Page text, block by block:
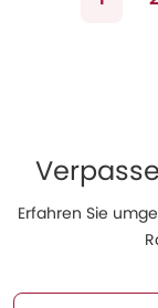
Erfahren Sie